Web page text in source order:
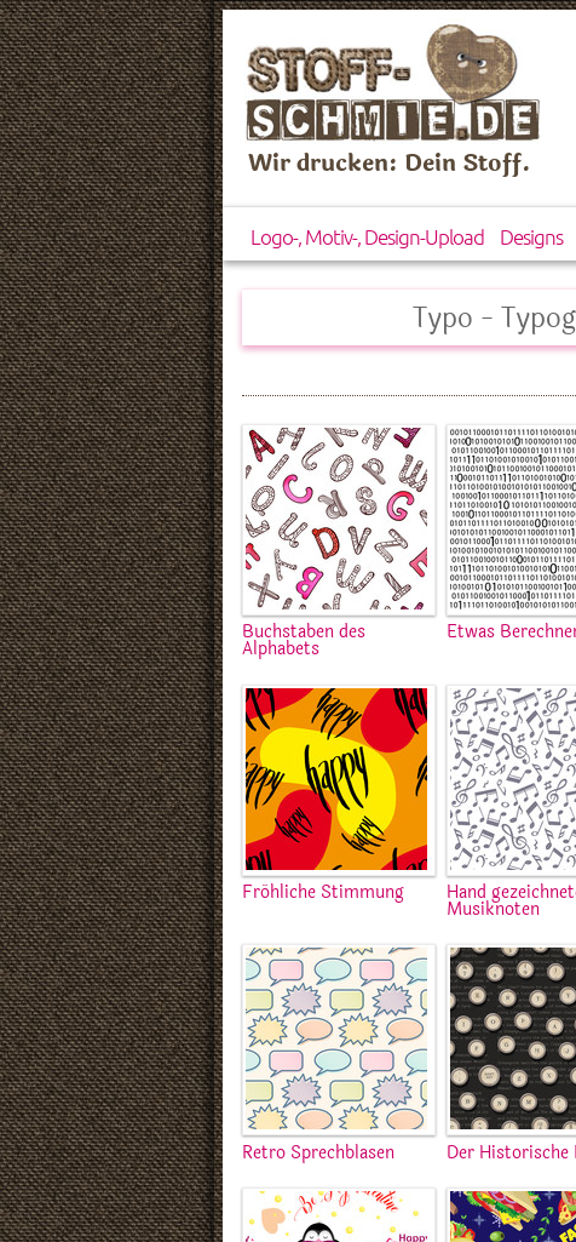
Wir drucken: Dein Stoff.
Logo-, Motiv-, Design-Upload Designs
Typo -
Buchstaben des
Alphabets
Etwas
Fröhliche Stimmung Hand
Musiknoten
Retro Sprechblasen Der Historische